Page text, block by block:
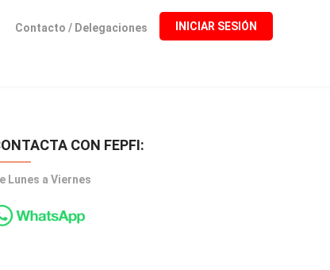
Contacto / Delegaciones INICIAR SESIÓN
CON FEPFI:
Lunes a Viernes